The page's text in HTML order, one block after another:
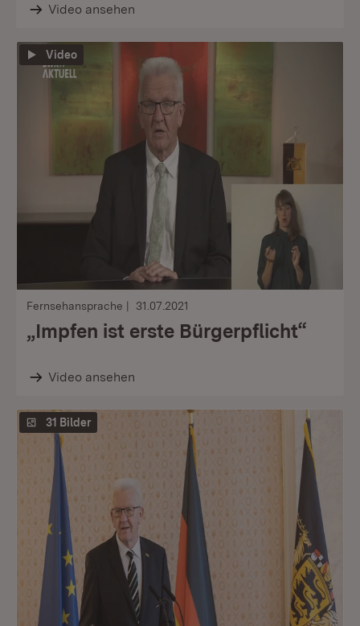
Video ansehen
Video
Fernsehansprache 31.07.2021
„Impfen ist erste Bürgerpflicht“
Video ansehen
31 Bilder